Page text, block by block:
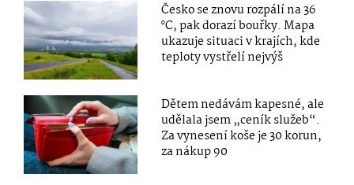
Česko se znovu rozpálí na 36
°C, pak dorazí bouřky. Mapa
ukazuje situaci v krajích, kde
teploty vystřelí nejvýš
Dětem nedávám kapesné, ale
udělala jsem „ceník služeb“.
Za vynesení koše je 30 korun,
za nákup 90